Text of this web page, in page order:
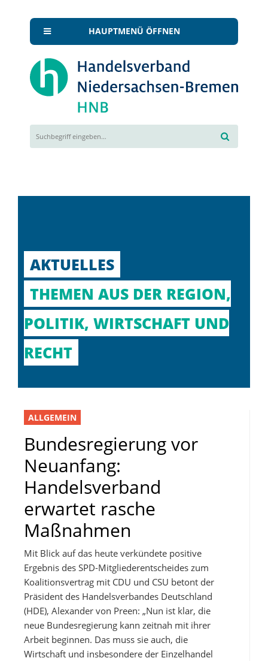
HAUPTMENÜ ÖFFNEN
AKTUELLES
THEMEN AUS DER REGION,
POLITIK, WIRTSCHAFT UND
RECHT
ALLGEMEIN
Bundesregierung vor
Neuanfang:
Handelsverband
erwartet rasche
Maßnahmen
Mit Blick auf das heute verkündete positive
Ergebnis des SPD-Mitgliederentscheides zum
Koalitionsvertrag mit CDU und CSU betont der
Präsident des Handelsverbandes Deutschland
(HDE), Alexander von Preen: „Nun ist klar, die
neue Bundesregierung kann zeitnah mit ihrer
Arbeit beginnen. Das muss sie auch, die
Wirtschaft und insbesondere der Einzelhandel